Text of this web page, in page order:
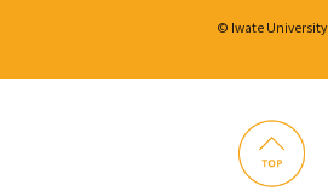
© Iwate University